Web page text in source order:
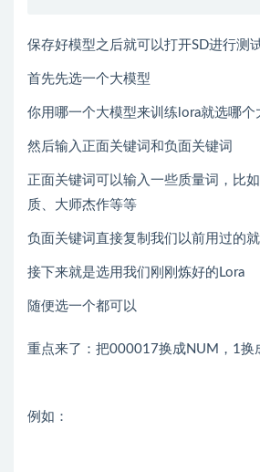
保存好模型之后就可以打开SD进行测
首先先选一个大模型
你用哪一个大模型来训练lora就选哪个
然后输入正面关键词和负面关键词
正面关键词可以输入一些质量词，比
质、大师杰作等等
负面关键词直接复制我们以前用过的
接下来就是选用我们刚刚炼好的Lora
随便选一个都可以
重点来了：把000017换成NUM，1换
例如：